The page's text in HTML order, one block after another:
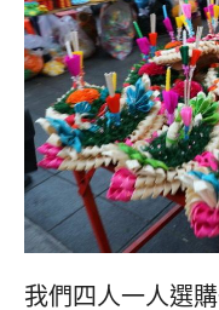
我們四人一人選